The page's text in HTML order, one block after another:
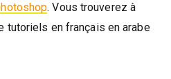
. Vous trouverez à
tutoriels en français en arabe